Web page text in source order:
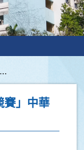
賽」中華